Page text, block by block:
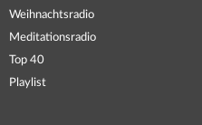
Weihnachtsradio
Meditationsradio
Top 40
Playlist